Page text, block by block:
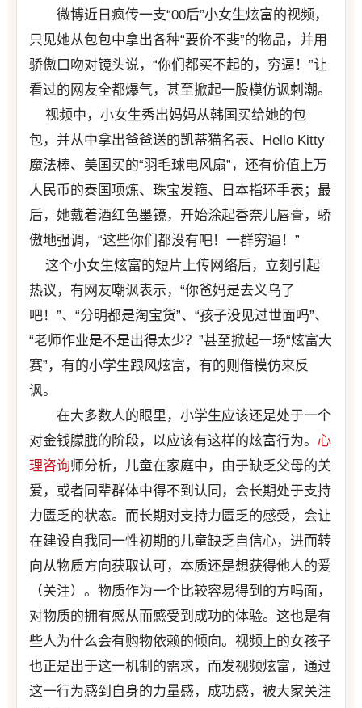
微博近日疯传一支“00后”小女生炫富的视频，
只见她从包包中拿出各种“要价不斐”的物品，并用
骄傲口吻对镜头说，“你们都买不起的，穷逼！”让
看过的网友全都爆气，甚至掀起一股模仿讽刺潮。
视频中，小女生秀出妈妈从韩国买给她的包
包，并从中拿出爸爸送的凯蒂猫名表、Hello Kitty
魔法棒、美国买的“羽毛球电风扇”，还有价值上万
人民币的泰国项炼、珠宝发箍、日本指环手表；最
后，她戴着酒红色墨镜，开始涂起香奈儿唇膏，骄
傲地强调，“这些你们都没有吧！一群穷逼！”
这个小女生炫富的短片上传网络后，立刻引起
热议，有网友嘲讽表示，“你爸妈是去义乌了
吧！”、“分明都是淘宝货”、“孩子没见过世面吗”、
“老师作业是不是出得太少？”甚至掀起一场“炫富大
赛”，有的小学生跟风炫富，有的则借模仿来反
讽。
在大多数人的眼里，小学生应该还是处于一个
对金钱朦胧的阶段，以应该有这样的炫富行为。 心
理咨询师分析，儿童在家庭中，由于缺乏父母的关
爱，或者同辈群体中得不到认同，会长期处于支持
力匮乏的状态。而长期对支持力匮乏的感受，会让
在建设自我同一性初期的儿童缺乏自信心，进而转
向从物质方向获取认可，本质还是想获得他人的爱
（关注）。物质作为一个比较容易得到的方吗面，
对物质的拥有感从而感受到成功的体验。这也是有
些人为什么会有购物依赖的倾向。视频上的女孩子
也正是出于这一机制的需求，而发视频炫富，通过
这一行为感到自身的力量感，成功感，被大家关注